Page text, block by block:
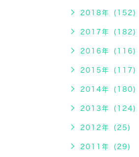
2018年 (152)
2017年 (182)
2016年 (116)
2015年 (117)
2014年 (180)
2013年 (124)
2012年 (25)
2011年 (29)